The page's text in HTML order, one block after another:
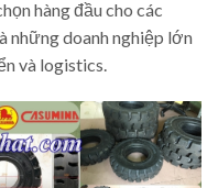
hàng đầu cho các
những doanh nghiệp lớn
và logistics.